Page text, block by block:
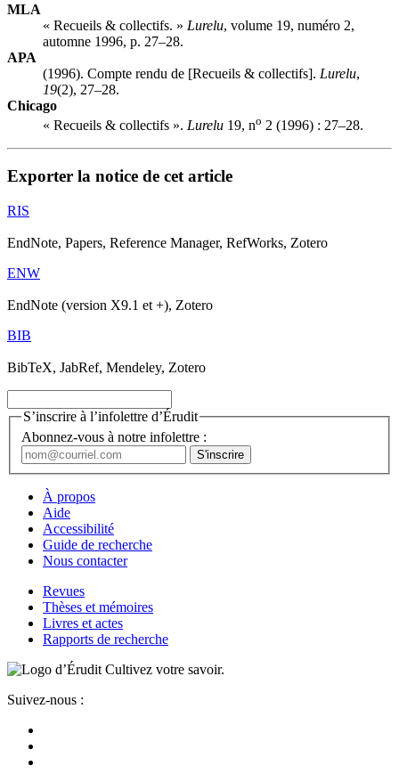
MLA
« Recueils & collectifs. » Lurelu, volume 19, numéro 2,
automne 1996, p. 27–28.
APA
(1996). Compte rendu de [Recueils & collectifs]. Lurelu,
19(2), 27–28.
Chicago
« Recueils & collectifs ». Lurelu 19, no 2 (1996) : 27–28.
Exporter la notice de cet article
RIS
EndNote, Papers, Reference Manager, RefWorks, Zotero
ENW
EndNote (version X9.1 et +), Zotero
BIB
BibTeX, JabRef, Mendeley, Zotero
S’inscrire à l’infolettre d’Érudit
Abonnez-vous à notre infolettre :
À propos
Aide
Accessibilité
Guide de recherche
Nous contacter
Revues
Thèses et mémoires
Livres et actes
Rapports de recherche
Cultivez votre savoir.
Suivez-nous :